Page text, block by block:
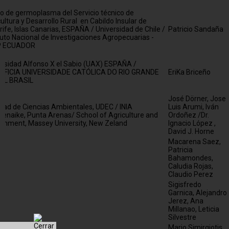
de germoplasma del Servicio técnico de
y Desarrollo Rural en Cabildo Insular de
Islas Canarias, ESPAÑA / Universidad de Chile /
Nacional de Investigaciones Agropecuarias -
ECUADOR
Patricio Sandaña
Alfonso X el Sabio (UAX) ESPAÑA /
UNIVERSIDADE CATÓLICA DO RIO GRANDE
BRASIL
EriKa Briceño
de Ciencias Ambientales, UDEC / INIA
Punta Arenas/ School of Agriculture and
Massey University, New Zeland
José Dörner, Jose
Luis Arumi, Iván
Ordoñez /Dr.
Ignacio López ,
David J. Horne
Macarena Saez,
Patricia
Bahamondes,
Caludia Rojas,
Claudio Perez
Sigisfredo
Garnica, Alejandro
Jerez, Ana
Millanao, Leticia
Silvestre